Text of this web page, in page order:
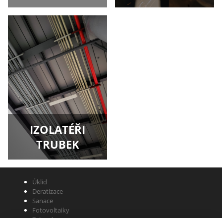
IZOLATÉŘI
TRUBEK
Úklid
Deratizace
Sanace
Fotovoltaiky